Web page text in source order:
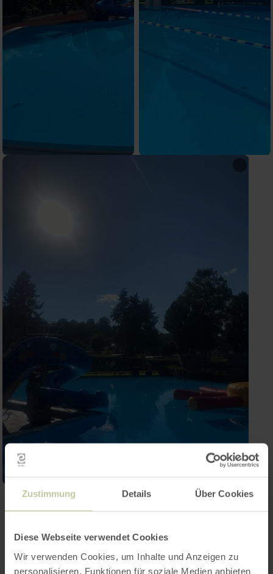
Zustimmung Details Über Cookies
Diese Webseite verwendet Cookies
Wir verwenden Cookies, um Inhalte und Anzeigen zu
personalisieren, Funktionen für soziale Medien anbieten
Contact